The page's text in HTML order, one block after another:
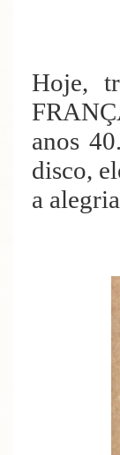
Hoje,
anos
disco,
a